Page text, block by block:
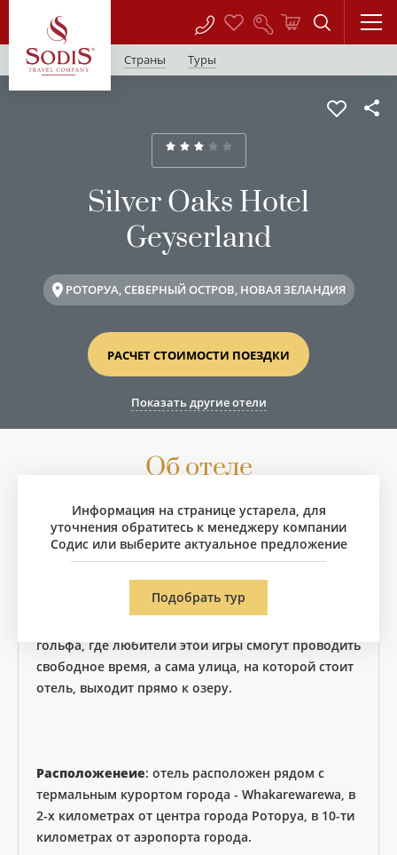
Страны Туры
Информация на странице устарела, для
уточнения обратитесь к менеджеру компании
Содис или выберите актуальное предложение
Подобрать тур
Silver Oaks Hotel
Geyserland
РОТОРУА, СЕВЕРНЫЙ ОСТРОВ, НОВАЯ ЗЕЛАНДИЯ
РАСЧЕТ СТОИМОСТИ ПОЕЗДКИ
Показать другие отели
Об отеле
Этот отель идеально подходит для размещения
деловых людей, а также для тех, кто приезжает
сюда отдохнуть и воспользоваться уникальными
природными условиями района гейзеров. Прямо
из окон номеров открываются чудесный вид на
гольфа, где любители этой игры смогут проводить
свободное время, а сама улица, на которой стоит
отель, выходит прямо к озеру.
Расположенеие: отель расположен рядом с
термальным курортом города - Whakarewarewa, в
2-х километрах от центра города Роторуа, в 10-ти
километрах от аэропорта города.